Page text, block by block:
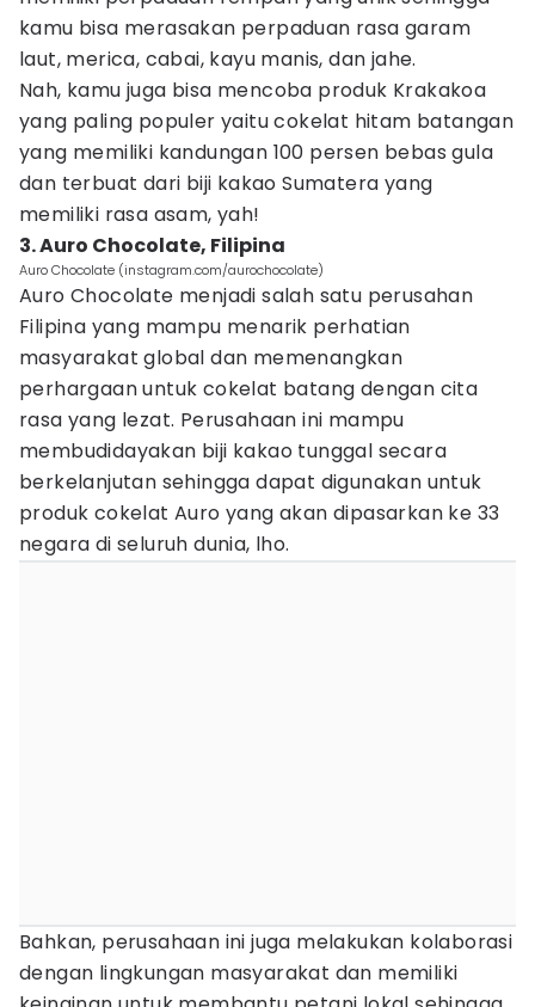
kamu bisa merasakan perpaduan rasa garam
laut, merica, cabai, kayu manis, dan jahe.
Nah, kamu juga bisa mencoba produk Krakakoa
yang paling populer yaitu cokelat hitam batangan
yang memiliki kandungan 100 persen bebas gula
dan terbuat dari biji kakao Sumatera yang
memiliki rasa asam, yah!
3. Auro Chocolate, Filipina
Auro Chocolate (instagram.com/aurochocolate)
Auro Chocolate menjadi salah satu perusahan
Filipina yang mampu menarik perhatian
masyarakat global dan memenangkan
perhargaan untuk cokelat batang dengan cita
rasa yang lezat. Perusahaan ini mampu
membudidayakan biji kakao tunggal secara
berkelanjutan sehingga dapat digunakan untuk
produk cokelat Auro yang akan dipasarkan ke 33
negara di seluruh dunia, lho.
Bahkan, perusahaan ini juga melakukan kolaborasi
dengan lingkungan masyarakat dan memiliki